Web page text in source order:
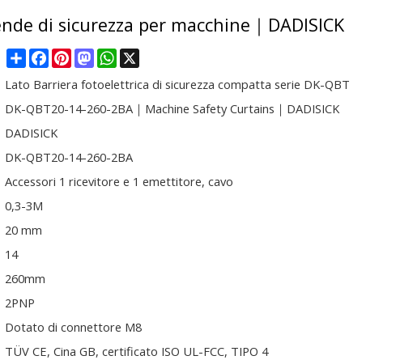
di sicurezza per macchine｜DADISICK
ShareFacebook
PinterestMastodonWhatsApp
Lato Barriera fotoelettrica di sicurezza compatta serie DK-QBT
DK-QBT20-14-260-2BA｜Machine Safety Curtains｜DADISICK
DADISICK
DK-QBT20-14-260-2BA
Accessori 1 ricevitore e 1 emettitore, cavo
0,3-3M
20 mm
14
260mm
2PNP
Dotato di connettore M8
TÜV CE, Cina GB, certificato ISO UL-FCC, TIPO 4